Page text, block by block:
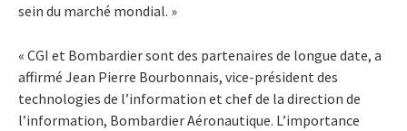
sein du marché mondial. »
« CGI et Bombardier sont des partenaires de longue date, a
affirmé Jean Pierre Bourbonnais, vice-président des
technologies de l’information et chef de la direction de
l’information, Bombardier Aéronautique. L’importance